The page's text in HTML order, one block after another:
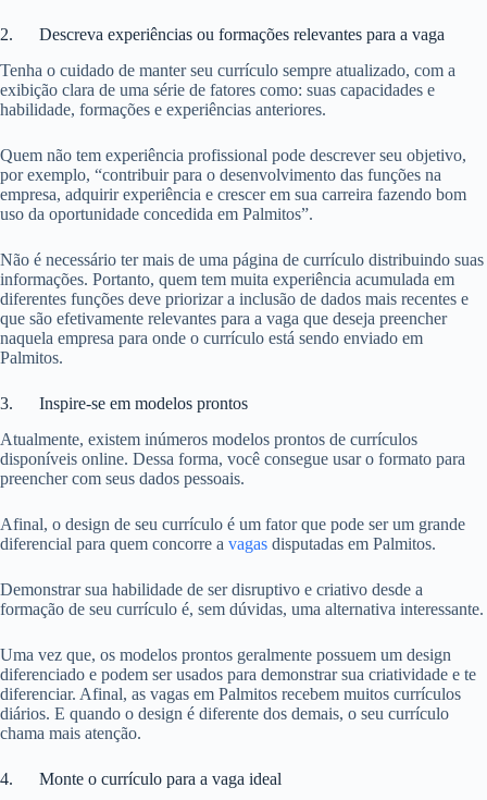
2. Descreva experiências ou formações relevantes para a vaga
Tenha o cuidado de manter seu currículo sempre atualizado, com a
exibição clara de uma série de fatores como: suas capacidades e
habilidade, formações e experiências anteriores.
Quem não tem experiência profissional pode descrever seu objetivo,
por exemplo, “contribuir para o desenvolvimento das funções na
empresa, adquirir experiência e crescer em sua carreira fazendo bom
uso da oportunidade concedida em Palmitos”.
Não é necessário ter mais de uma página de currículo distribuindo suas
informações. Portanto, quem tem muita experiência acumulada em
diferentes funções deve priorizar a inclusão de dados mais recentes e
que são efetivamente relevantes para a vaga que deseja preencher
naquela empresa para onde o currículo está sendo enviado em
Palmitos.
3. Inspire-se em modelos prontos
Atualmente, existem inúmeros modelos prontos de currículos
disponíveis online. Dessa forma, você consegue usar o formato para
preencher com seus dados pessoais.
Afinal, o design de seu currículo é um fator que pode ser um grande
diferencial para quem concorre a vagas disputadas em Palmitos.
Demonstrar sua habilidade de ser disruptivo e criativo desde a
formação de seu currículo é, sem dúvidas, uma alternativa interessante.
Uma vez que, os modelos prontos geralmente possuem um design
diferenciado e podem ser usados para demonstrar sua criatividade e te
diferenciar. Afinal, as vagas em Palmitos recebem muitos currículos
diários. E quando o design é diferente dos demais, o seu currículo
chama mais atenção.
4. Monte o currículo para a vaga ideal